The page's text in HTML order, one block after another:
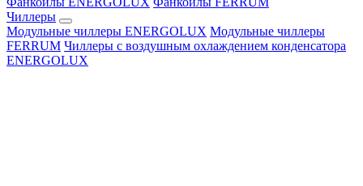
Чиллеры
Модульные чиллеры ENERGOLUX Модульные чиллеры
FERRUM Чиллеры с воздушным охлаждением конденсатора
ENERGOLUX